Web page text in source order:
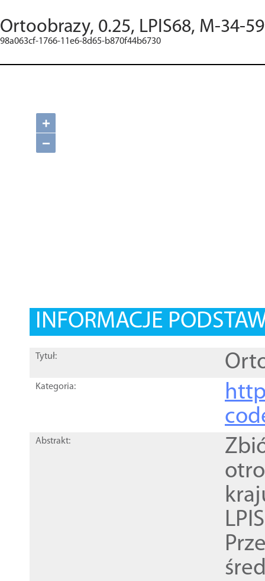
Ortoobrazy, 0.25, LPIS68, M-34-
98a063cf-1766-11e6-8d65-b870f44b6730
+
−
INFORMACJE
Tytuł:
Kategoria:
Abstrakt: